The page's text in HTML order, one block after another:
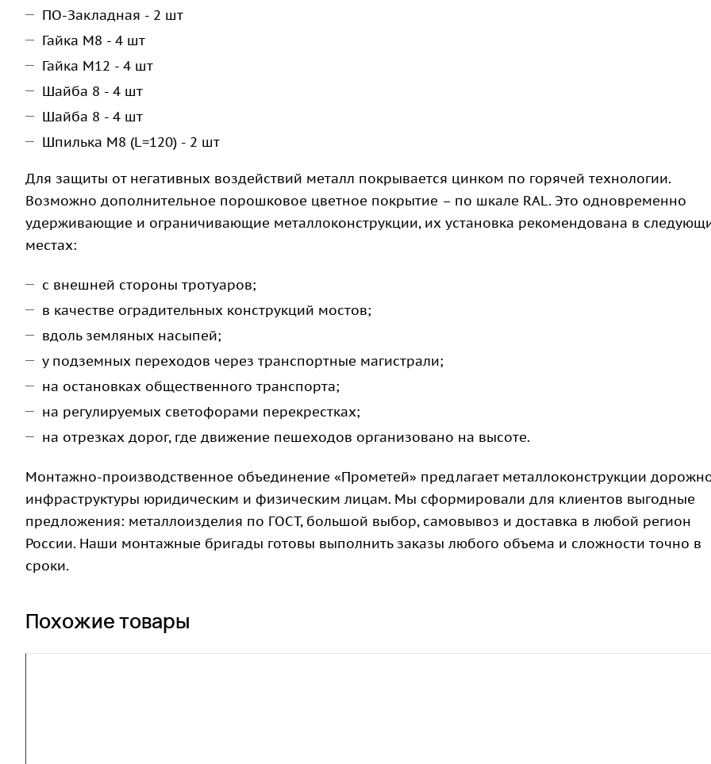
ПО-Закладная - 2 шт
Гайка М8 - 4 шт
Гайка М12 - 4 шт
Шайба 8 - 4 шт
Шайба 8 - 4 шт
Шпилька М8 (L=120) - 2 шт
Для защиты от негативных воздействий металл покрывается цинком по горячей технологии.
Возможно дополнительное порошковое цветное покрытие – по шкале RAL. Это одновременно
удерживающие и ограничивающие металлоконструкции, их установка рекомендована в
местах:
с внешней стороны тротуаров;
в качестве оградительных конструкций мостов;
вдоль земляных насыпей;
у подземных переходов через транспортные магистрали;
на остановках общественного транспорта;
на регулируемых светофорами перекрестках;
на отрезках дорог, где движение пешеходов организовано на высоте.
Монтажно-производственное объединение «Прометей» предлагает металлоконструкции
инфраструктуры юридическим и физическим лицам. Мы сформировали для клиентов выгодные
предложения: металлоизделия по ГОСТ, большой выбор, самовывоз и доставка в любой регион
России. Наши монтажные бригады готовы выполнить заказы любого объема и сложности точно в
сроки.
Похожие товары